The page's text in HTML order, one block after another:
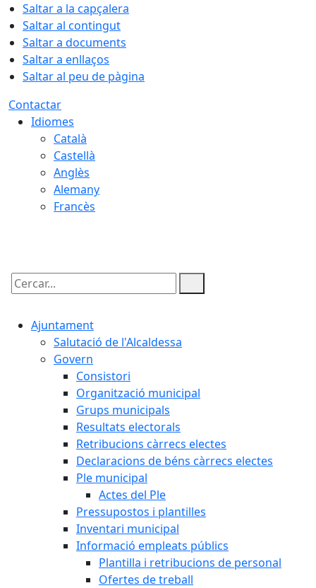
Saltar a la capçalera
Saltar al contingut
Saltar a documents
Saltar a enllaços
Saltar al peu de pàgina
Contactar
Idiomes
Català
Castellà
Anglès
Alemany
Francès
Cercar:
Ajuntament
Salutació de l'Alcaldessa
Govern
Consistori
Organització municipal
Grups municipals
Resultats electorals
Retribucions càrrecs electes
Declaracions de béns càrrecs electes
Ple municipal
Actes del Ple
Pressupostos i plantilles
Inventari municipal
Informació empleats públics
Plantilla i retribucions de personal
Ofertes de treball